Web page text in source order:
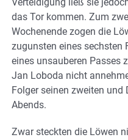
das Tor kommen. Zum
Wochenende zogen die
zugunsten eines sechsten
eines unsauberen Passes
Jan Loboda nicht
Folger seinen zweiten
Abends.
Zwar steckten die Löwen